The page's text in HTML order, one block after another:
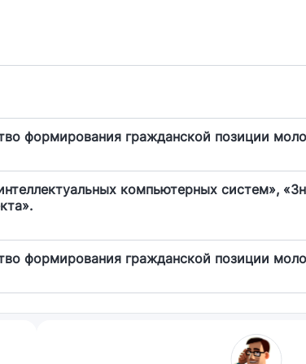
формирования гражданской позиции
компьютерных систем»,
формирования гражданской позиции